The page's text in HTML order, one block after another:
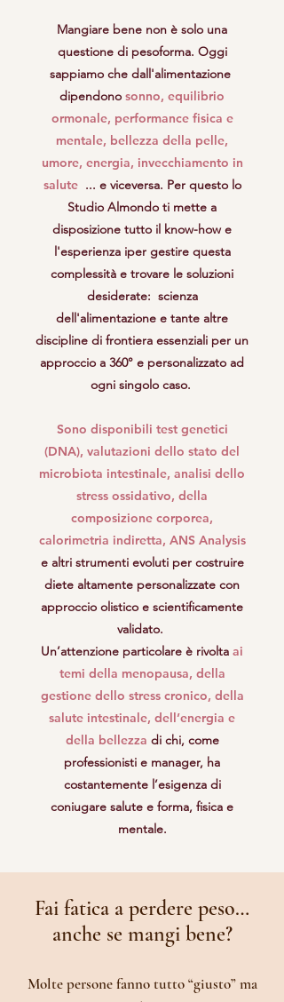
Mangiare bene non è solo una
questione di pesoforma. Oggi
sappiamo che dall'alimentazione
dipendono sonno, equilibrio
ormonale, performance fisica e
mentale, bellezza della pelle,
umore, energia, invecchiamento in
salute ... e viceversa. Per questo lo
Studio Almondo ti mette a
disposizione tutto il know-how e
l'esperienza iper gestire questa
complessità e trovare le soluzioni
desiderate: scienza
dell'alimentazione e tante altre
discipline di frontiera essenziali per un
approccio a 360° e personalizzato ad
ogni singolo caso.
Sono disponibili test genetici
(DNA), valutazioni dello stato del
microbiota intestinale, analisi dello
stress ossidativo, della
composizione corporea,
calorimetria indiretta, ANS Analysis
e altri strumenti evoluti per costruire
diete altamente personalizzate con
approccio olistico e scientificamente
validato. ​
Un’attenzione particolare è rivolta ai
temi della menopausa, della
gestione dello stress cronico, della
salute intestinale, dell’energia e
della bellezza di chi, come
professionisti e manager, ha
costantemente l’esigenza di
coniugare salute e forma, fisica e
mentale.
Fai fatica a perdere peso…
anche se mangi bene?
Molte persone fanno tutto “giusto” ma